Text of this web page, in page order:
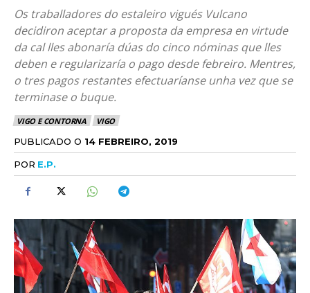
Os traballadores do estaleiro vigués Vulcano
decidiron aceptar a proposta da empresa en virtude
da cal lles abonaría dúas do cinco nóminas que lles
deben e regularizaría o pago desde febreiro. Mentres,
o tres pagos restantes efectuaríanse unha vez que se
terminase o buque.
VIGO E CONTORNA VIGO
PUBLICADO O 14 FEBREIRO, 2019
POR E.P.